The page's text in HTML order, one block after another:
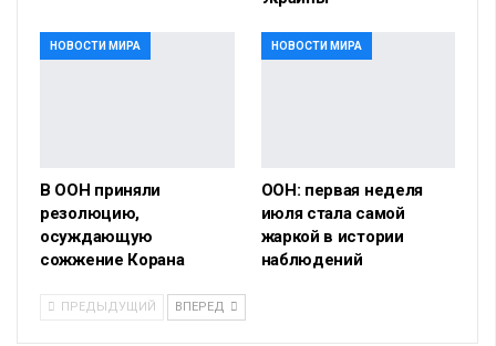
НОВОСТИ МИРА
В ООН приняли
резолюцию,
осуждающую
сожжение Корана
НОВОСТИ МИРА
ООН: первая неделя
июля стала самой
жаркой в истории
наблюдений
ПРЕДЫДУЩИЙ ВПЕРЕД